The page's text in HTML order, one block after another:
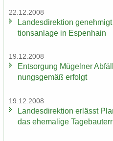
22.12.2008
Lan­des­di­rek­ti­on
ti­ons­an­la­ge in Es­pen­hain
19.12.2008
Ent­sor­gung Mü­gel­ner
nungs­ge­mäß er­folgt
19.12.2008
Lan­des­di­rek­ti­on er­lässt
das ehe­ma­li­ge